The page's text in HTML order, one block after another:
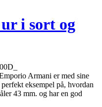
i sort og
Armani er med sine
eksempel på, hvordan
43 mm. og har en god